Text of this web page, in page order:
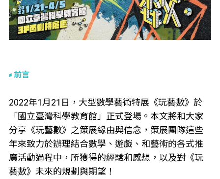
前言
2022年1月21日，大型數學藝術特展《玩藝數》於
「國立臺灣科學教育館」正式登場。本文將和大家
分享《玩藝數》之策展緣由與信念，策展團隊這些
年來致力於辦理結合數學、遊戲、和藝術的各式推
廣活動過程中，所獲得的經驗和感想，以及對《玩
藝數》未來的規劃與期望！